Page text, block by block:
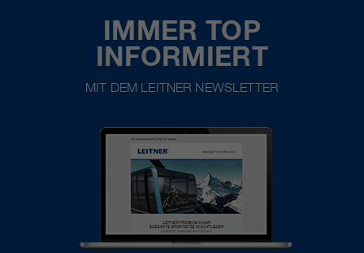
IMMER TOP
INFORMIERT
MIT DEM LEITNER NEWSLETTER